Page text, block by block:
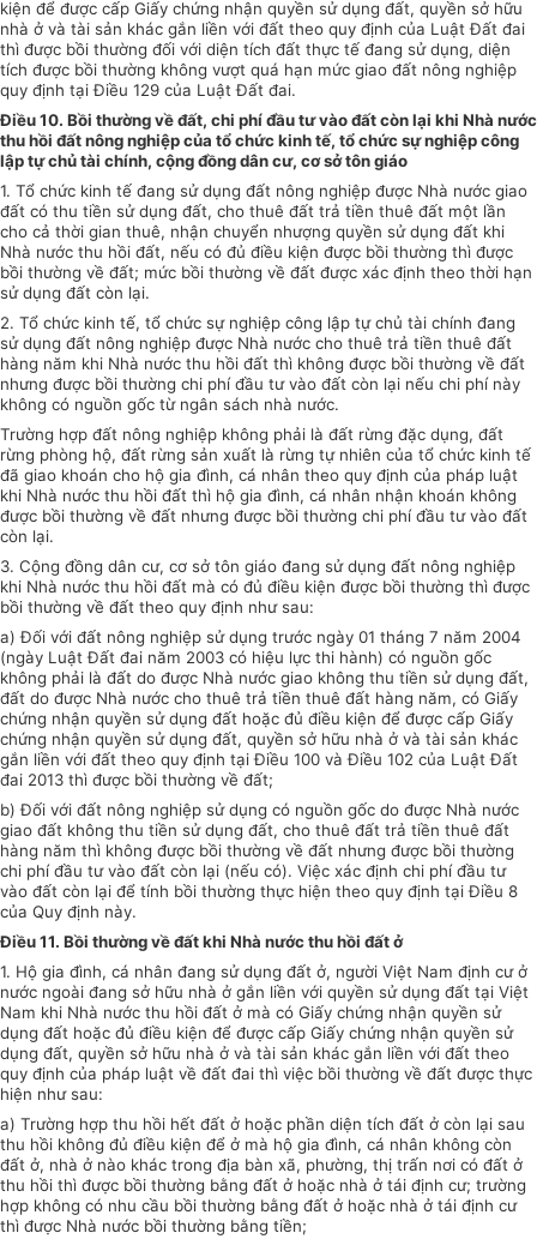
kiện để được cấp Giấy chứng nhận quyền sử dụng đất, quyền sở hữu
nhà ở và tài sản khác gắn liền với đất theo quy định của Luật Đất đai
thì được bồi thường đối với diện tích đất thực tế đang sử dụng, diện
tích được bồi thường không vượt quá hạn mức giao đất nông nghiệp
quy định tại Điều 129 của Luật Đất đai.
Điều 10. Bồi thường về đất, chi phí đầu tư vào đất còn lại khi Nhà nước
thu hồi đất nông nghiệp của tổ chức kinh tế, tổ chức sự nghiệp công
lập tự chủ tài chính, cộng đồng dân cư, cơ sở tôn giáo
1. Tổ chức kinh tế đang sử dụng đất nông nghiệp được Nhà nước giao
đất có thu tiền sử dụng đất, cho thuê đất trả tiền thuê đất một lần
cho cả thời gian thuê, nhận chuyển nhượng quyền sử dụng đất khi
Nhà nước thu hồi đất, nếu có đủ điều kiện được bồi thường thì được
bồi thường về đất; mức bồi thường về đất được xác định theo thời hạn
sử dụng đất còn lại.
2. Tổ chức kinh tế, tổ chức sự nghiệp công lập tự chủ tài chính đang
sử dụng đất nông nghiệp được Nhà nước cho thuê trả tiền thuê đất
hàng năm khi Nhà nước thu hồi đất thì không được bồi thường về đất
nhưng được bồi thường chi phí đầu tư vào đất còn lại nếu chi phí này
không có nguồn gốc từ ngân sách nhà nước.
Trường hợp đất nông nghiệp không phải là đất rừng đặc dụng, đất
rừng phòng hộ, đất rừng sản xuất là rừng tự nhiên của tổ chức kinh tế
đã giao khoán cho hộ gia đình, cá nhân theo quy định của pháp luật
khi Nhà nước thu hồi đất thì hộ gia đình, cá nhân nhận khoán không
được bồi thường về đất nhưng được bồi thường chi phí đầu tư vào đất
còn lại.
3. Cộng đồng dân cư, cơ sở tôn giáo đang sử dụng đất nông nghiệp
khi Nhà nước thu hồi đất mà có đủ điều kiện được bồi thường thì được
bồi thường về đất theo quy định như sau:
a) Đối với đất nông nghiệp sử dụng trước ngày 01 tháng 7 năm 2004
(ngày LuậtĐất đai năm 2003 có hiệu lực thi hành) có nguồn gốc
không phải là đất do được Nhà nước giao không thu tiền sử dụng đất,
đất do được Nhà nước cho thuê trả tiền thuê đất hàng năm, có Giấy
chứng nhận quyền sử dụng đất hoặc đủ điều kiện để được cấp Giấy
chứng nhận quyền sử dụng đất, quyền sở hữu nhà ở và tài sản khác
gắn liền với đất theo quy định tại Điều 100 và Điều 102 của Luật Đất
đai 2013 thì được bồi thường về đất;
b) Đối với đất nông nghiệp sử dụng có nguồn gốc do được Nhà nước
giao đất không thu tiền sử dụng đất, cho thuê đất trả tiền thuê đất
hàng năm thì không được bồi thường về đất nhưng được bồi thường
chi phí đầu tư vào đất còn lại (nếu có). Việc xác định chi phí đầu tư
vào đất còn lại để tính bồi thường thực hiện theo quy định tại Điều 8
của Quy định này.
Điều 11. Bồi thường về đất khi Nhà nước thu hồi đất ở
1. Hộ gia đình, cá nhân đang sử dụng đất ở, người Việt Nam định cư ở
nước ngoài đang sở hữu nhà ở gắn liền với quyền sử dụng đất tại Việt
Nam khi Nhà nước thu hồi đất ở mà có Giấy chứng nhận quyền sử
dụng đất hoặc đủ điều kiện để được cấp Giấy chứng nhận quyền sử
dụng đất, quyền sở hữu nhà ở và tài sản khác gắn liền với đất theo
quy định của pháp luật về đất đai thì việc bồi thường về đất được thực
hiện như sau:
a) Trường hợp thu hồi hết đất ở hoặc phần diện tích đất ở còn lại sau
thu hồi không đủ điều kiện để ở mà hộ gia đình, cá nhân không còn
đất ở, nhà ở nào khác trong địa bàn xã, phường, thị trấn nơi có đất ở
thu hồi thì được bồi thường bằng đất ở hoặc nhà ở tái định cư; trường
hợp không có nhu cầu bồi thường bằng đất ở hoặc nhà ở tái định cư
thì được Nhà nước bồi thường bằng tiền;